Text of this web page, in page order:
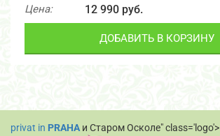
Цена: 12 990 руб.
ДОБАВИТЬ В КОРЗИНУ
privat in PRAHA и Старом Осколе" class='logo'>